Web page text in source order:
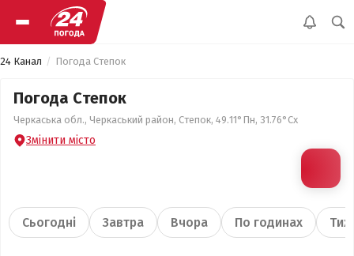
24 Канал Погода Степок
Погода Степок
Черкаська обл., Черкаський район, Степок, 49.11°Пн, 31.76°Сх
Змінити місто
Сьогодні Завтра Вчора По годинах